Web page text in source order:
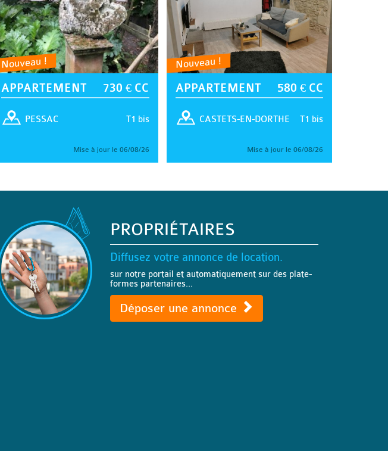
Nouveau !
APPARTEMENT 730 € CC
T1 bis
PESSAC
Mise à jour le 06/08/26
Nouveau !
APPARTEMENT 580 € CC
T1 bis
CASTETS-EN-DORTHE
Mise à jour le 06/08/26
PROPRIÉTAIRES
Diffusez votre annonce de location.
sur notre portail et automatiquement sur des plate-
formes partenaires...
Déposer une annonce